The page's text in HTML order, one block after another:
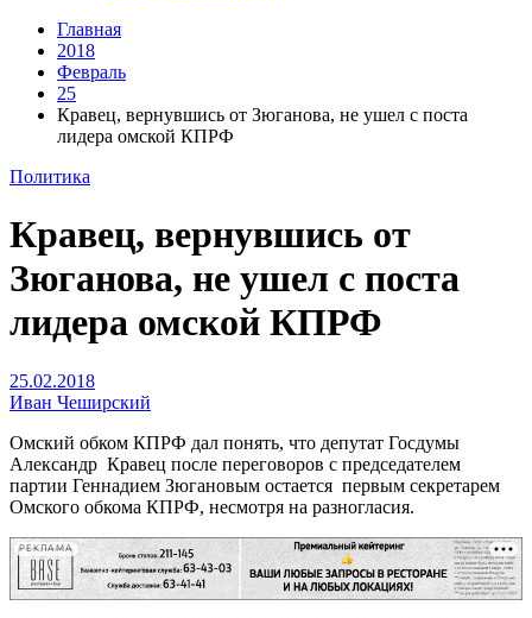
Главная
2018
Февраль
25
Кравец, вернувшись от Зюганова, не ушел с поста
лидера омской КПРФ
Политика
Кравец, вернувшись от
Зюганова, не ушел с поста
лидера омской КПРФ
25.02.2018
Иван Чеширский
Омский обком КПРФ дал понять, что депутат Госдумы
Александр Кравец после переговоров с председателем
партии Геннадием Зюгановым остается первым секретарем
Омского обкома КПРФ, несмотря на разногласия.
РЕКЛАМА